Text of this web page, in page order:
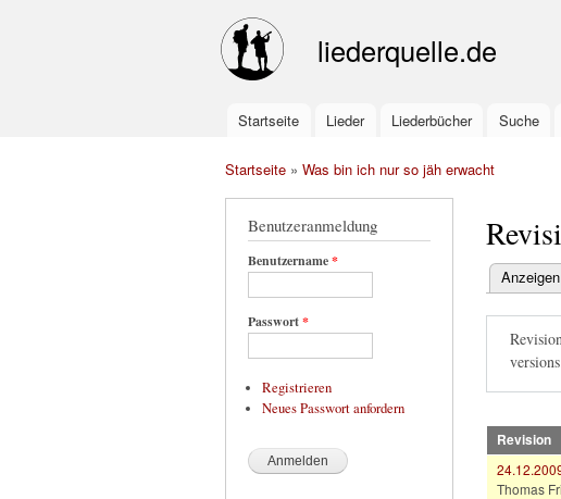
liederquelle.de
Main menu
Startseite Lieder Liederbücher Suche
Startseite » Was bin ich nur so jäh erwacht
Benutzeranmeldung
Benutzername*
Passwort*
Registrieren
Neues Passwort anfordern
Primary
Anzeigen
Revision
Thomas